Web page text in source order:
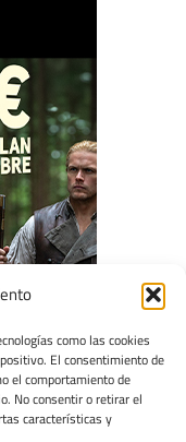
como las cookies
El consentimiento de
el comportamiento de
No consentir o retirar el
características y